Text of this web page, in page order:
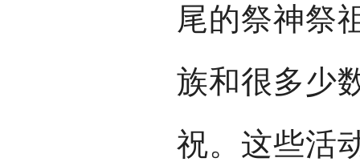
尾的祭神祭
族和很多少
祝。这些活